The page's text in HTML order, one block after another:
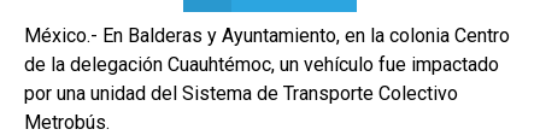
México.- En Balderas y Ayuntamiento, en la colonia Centro
de la delegación Cuauhtémoc, un vehículo fue impactado
por una unidad del Sistema de Transporte Colectivo
Metrobús.